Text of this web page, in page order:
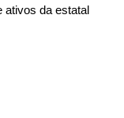
ativos da estatal